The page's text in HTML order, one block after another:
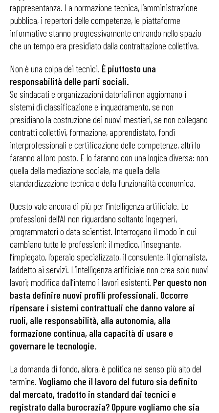
rappresentanza. La normazione tecnica, l’amministrazione
pubblica, i repertori delle competenze, le piattaforme
informative stanno progressivamente entrando nello spazio
che un tempo era presidiato dalla contrattazione collettiva.
Non è una colpa dei tecnici. È piuttosto una
responsabilità delle parti sociali.
Se sindacati e organizzazioni datoriali non aggiornano i
sistemi di classificazione e inquadramento, se non
presidiano la costruzione dei nuovi mestieri, se non collegano
contratti collettivi, formazione, apprendistato, fondi
interprofessionali e certificazione delle competenze, altri lo
faranno al loro posto. E lo faranno con una logica diversa: non
quella della mediazione sociale, ma quella della
standardizzazione tecnica o della funzionalità economica.
Questo vale ancora di più per l’intelligenza artificiale. Le
professioni dell’AI non riguardano soltanto ingegneri,
programmatori o data scientist. Interrogano il modo in cui
cambiano tutte le professioni: il medico, l’insegnante,
l’impiegato, l’operaio specializzato, il consulente, il giornalista,
l’addetto ai servizi. L’intelligenza artificiale non crea solo nuovi
lavori; modifica dall’interno i lavori esistenti. Per questo non
basta definire nuovi profili professionali. Occorre
ripensare i sistemi contrattuali che danno valore ai
ruoli, alle responsabilità, alla autonomia, alla
formazione continua, alla capacità di usare e
governare le tecnologie.
La domanda di fondo, allora, è politica nel senso più alto del
termine. Vogliamo che il lavoro del futuro sia definito
dal mercato, tradotto in standard dai tecnici e
registrato dalla burocrazia? Oppure vogliamo che sia